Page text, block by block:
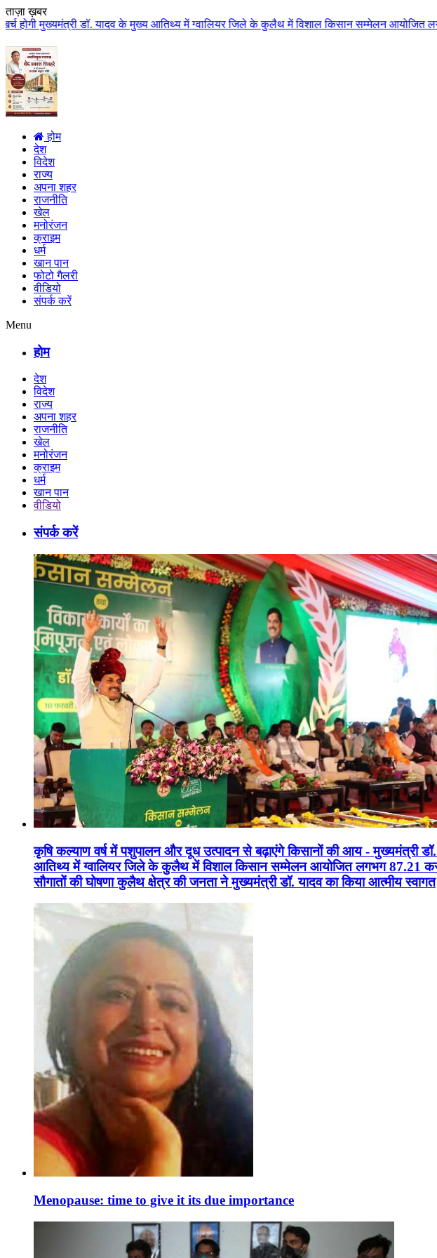
ताज़ा ख़बर
यादव के मुख्य आतिथ्य में ग्वालियर जिले के कुलैथ में विशाल किसान सम्मेलन आयोजित लगभग 87.21
होम
देश
विदेश
राज्य
अपना शहर
राजनीति
खेल
मनोरंजन
क्राइम
धर्म
खान पान
फोटो गैलरी
वीडियो
संपर्क करें
Menu
होम
देश
विदेश
राज्य
अपना शहर
राजनीति
खेल
मनोरंजन
क्राइम
धर्म
खान पान
वीडियो
संपर्क करें
कृषि कल्याण वर्ष में पशुपालन और दूध उत्पादन से बढ़ाएंगे किसानों की आय - मुख्यमंत्री
आतिथ्य में ग्वालियर जिले के कुलैथ में विशाल किसान सम्मेलन आयोजित लगभग 87.21
सौगातों की घोषणा कुलैथ क्षेत्र की जनता ने मुख्यमंत्री डॉ. यादव का किया आत्मीय स्वागत
Menopause: time to give it its due importance